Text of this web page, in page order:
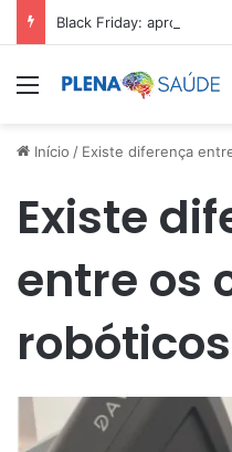
Black Friday: aproveite
Menu
Início / Existe diferença
Existe
entre os